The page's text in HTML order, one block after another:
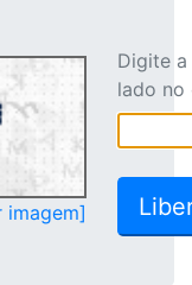
imagem]
Digite
lado no